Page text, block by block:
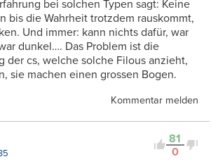
bei solchen Typen sagt: Keine
bis die Wahrheit trotzdem rauskommt,
Und immer: kann nichts dafür, war
dunkel…. Das Problem ist die
der cs, welche solche Filous anzieht,
sie machen einen grossen Bogen.
Kommentar melden
81
0